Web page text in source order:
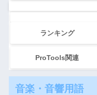
ランキング
ProTools関連
音楽・音響用語